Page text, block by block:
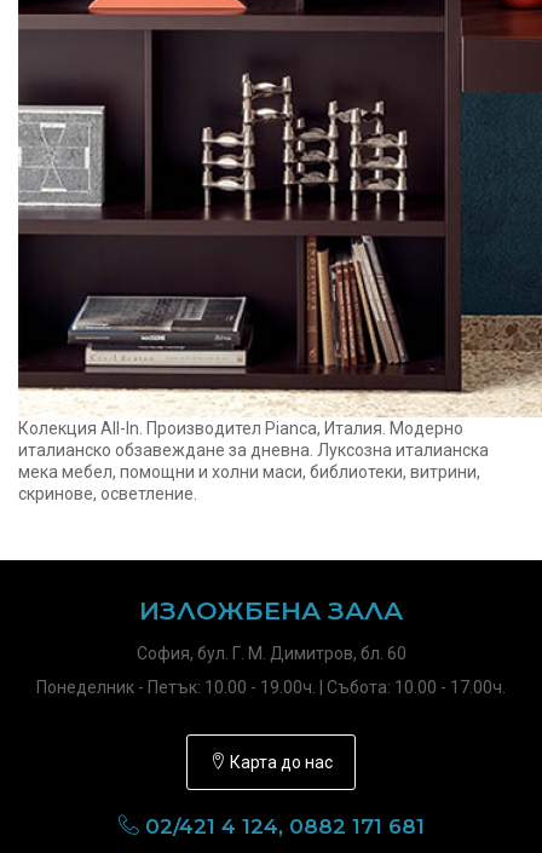
Колекция All-In. Производител Pianca, Италия. Модерно
италианско обзавеждане за дневна. Луксозна италианска
мека мебел, помощни и холни маси, библиотеки, витрини,
скринове, осветление.
ИЗЛОЖБЕНА ЗАЛА
София, бул. Г. М. Димитров, бл. 60
Понеделник - Петък: 10.00 - 19.00ч. | Събота: 10.00 - 17.00ч.
Карта до нас
02/421 4 124, 0882 171 681